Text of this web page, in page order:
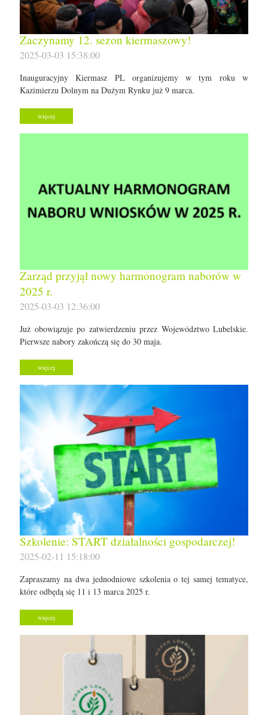
Zaczynamy 12. sezon kiermaszowy!
2025-03-03 15:38:00
Inauguracyjny Kiermasz PL organizujemy w tym roku w
Kazimierzu Dolnym na Dużym Rynku już 9 marca.
więcej
Zarząd przyjął nowy harmonogram naborów w
2025 r.
2025-03-03 12:36:00
Już obowiązuje po zatwierdzeniu przez Województwo Lubelskie.
Pierwsze nabory zakończą się do 30 maja.
więcej
Szkolenie: START działalności gospodarczej!
2025-02-11 15:18:00
Zapraszamy na dwa jednodniowe szkolenia o tej samej tematyce,
które odbędą się 11 i 13 marca 2025 r.
więcej